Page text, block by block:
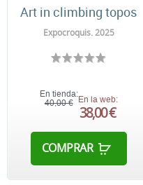
Art in climbing topos
Expocroquis. 2025
En tienda:
40,00 € En la web:
38,00 €
COMPRAR